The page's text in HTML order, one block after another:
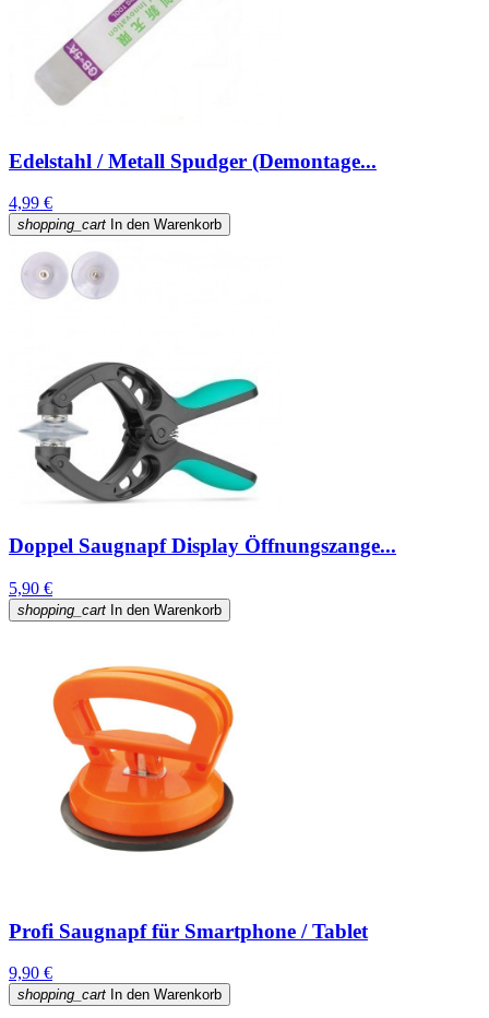
Edelstahl / Metall Spudger (Demontage...
4,99 €
shopping_cart In den Warenkorb
Doppel Saugnapf Display Öffnungszange...
5,90 €
shopping_cart In den Warenkorb
Profi Saugnapf für Smartphone / Tablet
9,90 €
shopping_cart In den Warenkorb